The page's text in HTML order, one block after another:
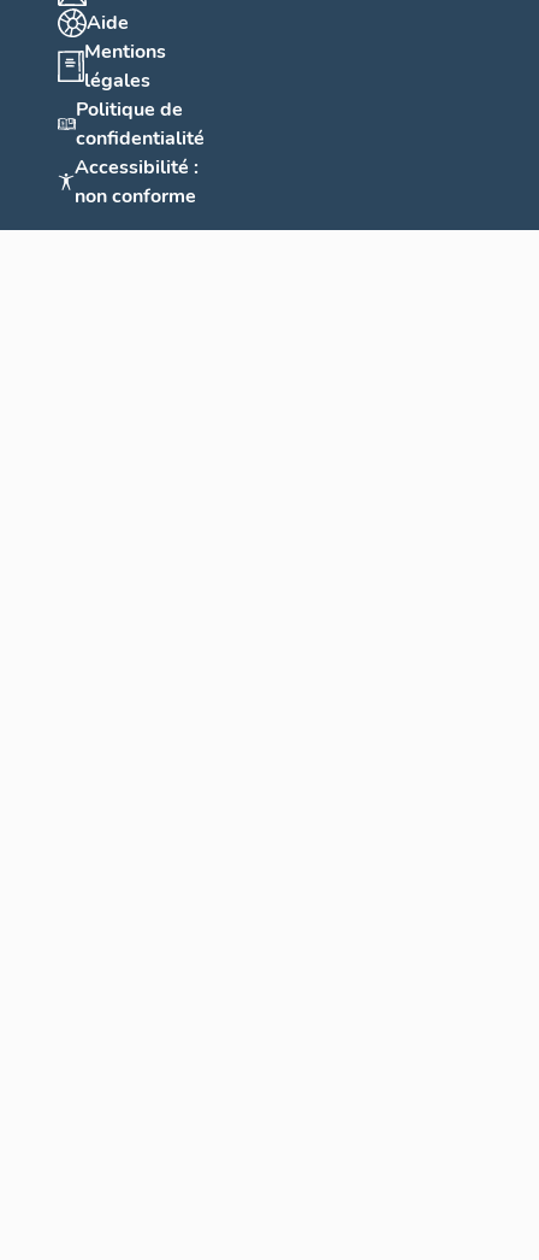
Aide
Mentions
légales
Politique de
confidentialité
Accessibilité :
non conforme